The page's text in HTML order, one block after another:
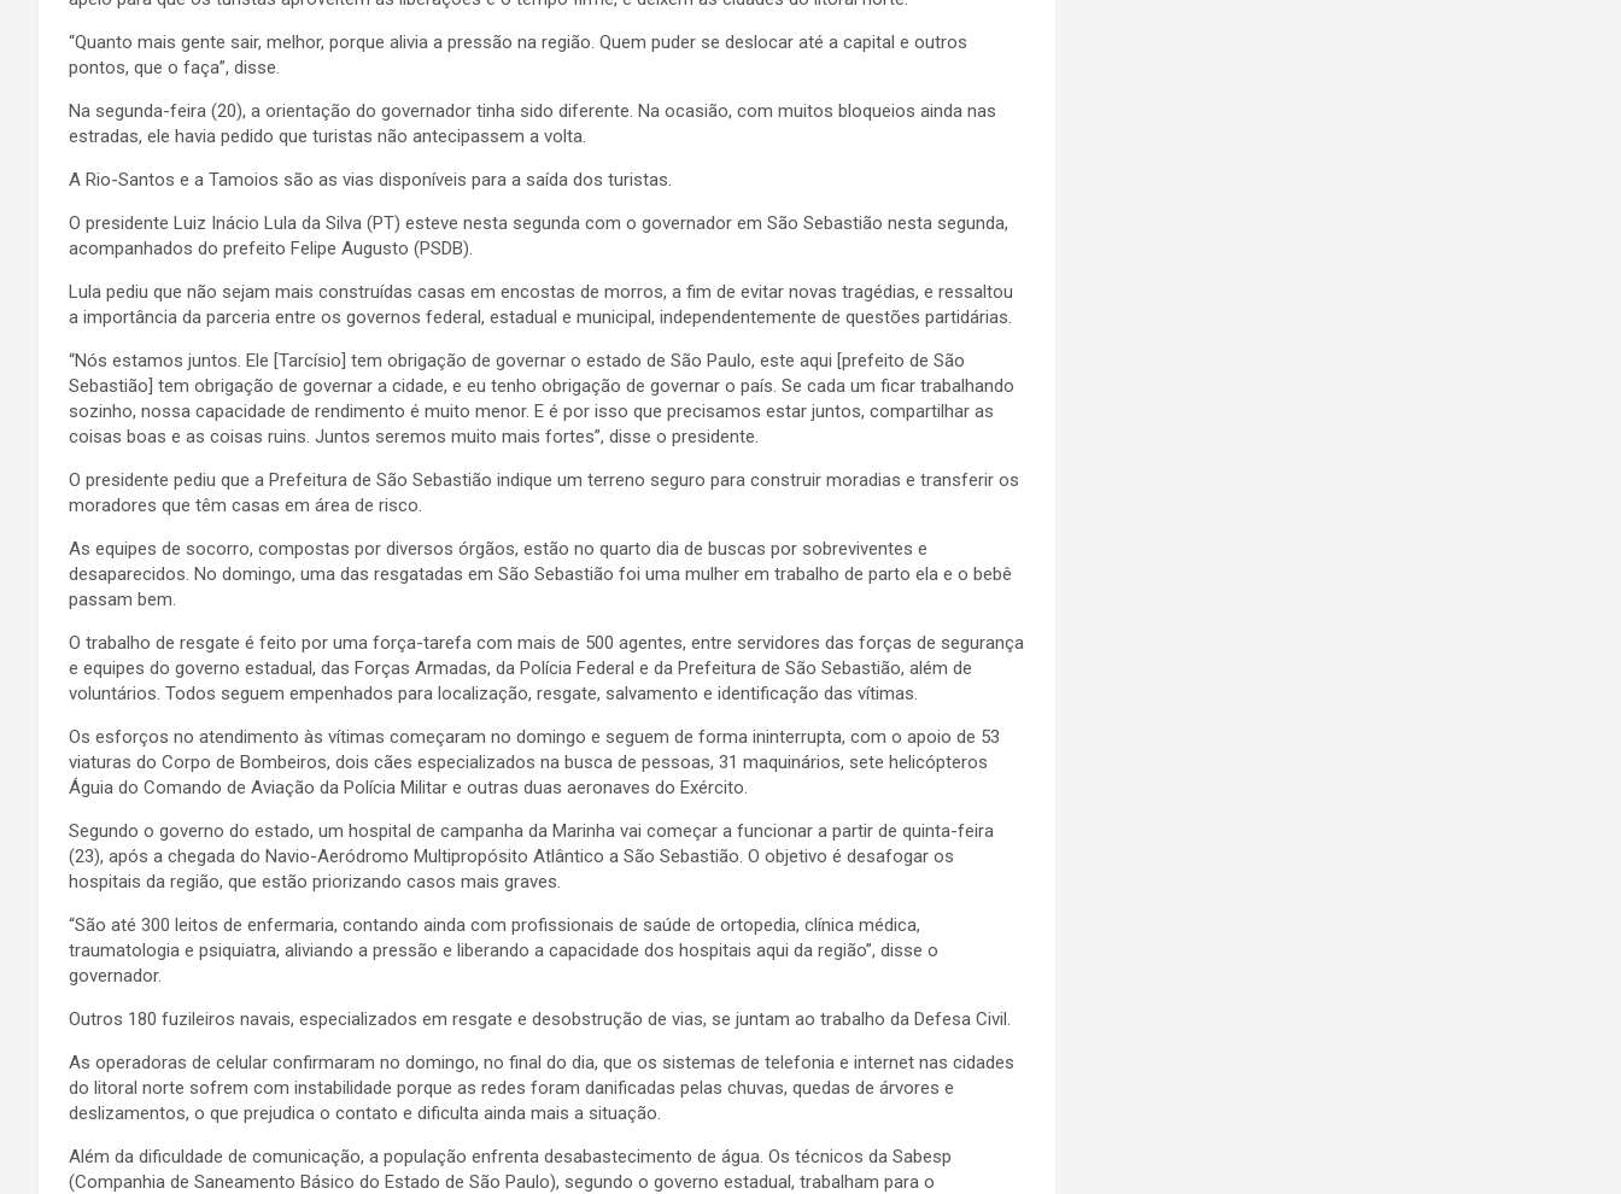
“Quanto mais gente sair, melhor, porque alivia a pressão na região. Quem puder se deslocar até a capital e outros
pontos, que o faça”, disse.
Na segunda-feira (20), a orientação do governador tinha sido diferente. Na ocasião, com muitos bloqueios ainda nas
estradas, ele havia pedido que turistas não antecipassem a volta.
A Rio-Santos e a Tamoios são as vias disponíveis para a saída dos turistas.
O presidente Luiz Inácio Lula da Silva (PT) esteve nesta segunda com o governador em São Sebastião nesta segunda,
acompanhados do prefeito Felipe Augusto (PSDB).
Lula pediu que não sejam mais construídas casas em encostas de morros, a fim de evitar novas tragédias, e ressaltou
a importância da parceria entre os governos federal, estadual e municipal, independentemente de questões partidárias.
“Nós estamos juntos. Ele [Tarcísio] tem obrigação de governar o estado de São Paulo, este aqui [prefeito de São
Sebastião] tem obrigação de governar a cidade, e eu tenho obrigação de governar o país. Se cada um ficar trabalhando
sozinho, nossa capacidade de rendimento é muito menor. E é por isso que precisamos estar juntos, compartilhar as
coisas boas e as coisas ruins. Juntos seremos muito mais fortes”, disse o presidente.
O presidente pediu que a Prefeitura de São Sebastião indique um terreno seguro para construir moradias e transferir os
moradores que têm casas em área de risco.
As equipes de socorro, compostas por diversos órgãos, estão no quarto dia de buscas por sobreviventes e
desaparecidos. No domingo, uma das resgatadas em São Sebastião foi uma mulher em trabalho de parto ela e o bebê
passam bem.
O trabalho de resgate é feito por uma força-tarefa com mais de 500 agentes, entre servidores das forças de segurança
e equipes do governo estadual, das Forças Armadas, da Polícia Federal e da Prefeitura de São Sebastião, além de
voluntários. Todos seguem empenhados para localização, resgate, salvamento e identificação das vítimas.
Os esforços no atendimento às vítimas começaram no domingo e seguem de forma ininterrupta, com o apoio de 53
viaturas do Corpo de Bombeiros, dois cães especializados na busca de pessoas, 31 maquinários, sete helicópteros
Águia do Comando de Aviação da Polícia Militar e outras duas aeronaves do Exército.
Segundo o governo do estado, um hospital de campanha da Marinha vai começar a funcionar a partir de quinta-feira
(23), após a chegada do Navio-Aeródromo Multipropósito Atlântico a São Sebastião. O objetivo é desafogar os
hospitais da região, que estão priorizando casos mais graves.
“São até 300 leitos de enfermaria, contando ainda com profissionais de saúde de ortopedia, clínica médica,
traumatologia e psiquiatra, aliviando a pressão e liberando a capacidade dos hospitais aqui da região”, disse o
governador.
Outros 180 fuzileiros navais, especializados em resgate e desobstrução de vias, se juntam ao trabalho da Defesa Civil.
As operadoras de celular confirmaram no domingo, no final do dia, que os sistemas de telefonia e internet nas cidades
do litoral norte sofrem com instabilidade porque as redes foram danificadas pelas chuvas, quedas de árvores e
deslizamentos, o que prejudica o contato e dificulta ainda mais a situação.
Além da dificuldade de comunicação, a população enfrenta desabastecimento de água. Os técnicos da Sabesp
(Companhia de Saneamento Básico do Estado de São Paulo), segundo o governo estadual, trabalham para o